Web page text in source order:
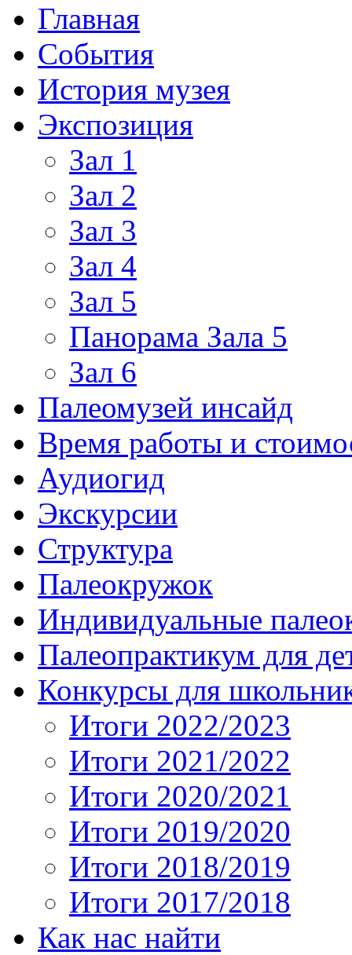
Главная
События
История музея
Экспозиция
Зал 1
Зал 2
Зал 3
Зал 4
Зал 5
Панорама Зала 5
Зал 6
Палеомузей инсайд
Время работы и
Аудиогид
Экскурсии
Структура
Палеокружок
Индивидуальные
Палеопрактикум для
Конкурсы для
Итоги 2022/2023
Итоги 2021/2022
Итоги 2020/2021
Итоги 2019/2020
Итоги 2018/2019
Итоги 2017/2018
Как нас найти